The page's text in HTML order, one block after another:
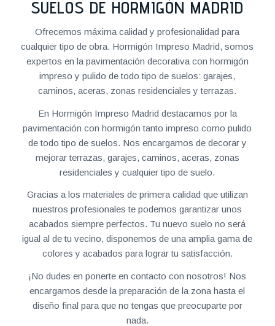
SUELOS DE HORMIGÓN MADRID
Ofrecemos máxima calidad y profesionalidad para
cualquier tipo de obra. Hormigón Impreso Madrid, somos
expertos en la pavimentación decorativa con hormigón
impreso y pulido de todo tipo de suelos: garajes,
caminos, aceras, zonas residenciales y terrazas.
En Hormigón Impreso Madrid destacamos por la
pavimentación con hormigón tanto impreso como pulido
de todo tipo de suelos. Nos encargamos de decorar y
mejorar terrazas, garajes, caminos, aceras, zonas
residenciales y cualquier tipo de suelo.
Gracias a los materiales de primera calidad que utilizan
nuestros profesionales te podemos garantizar unos
acabados siempre perfectos. Tu nuevo suelo no será
igual al de tu vecino, disponemos de una amplia gama de
colores y acabados para lograr tu satisfacción.
¡No dudes en ponerte en contacto con nosotros! Nos
encargamos desde la preparación de la zona hasta el
diseño final para que no tengas que preocuparte por
nada.